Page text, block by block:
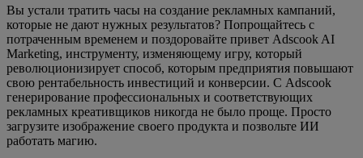
Вы устали тратить часы на создание рекламных кампаний,
которые не дают нужных результатов? Попрощайтесь с
потраченным временем и поздоровайте привет Adscook AI
Marketing, инструменту, изменяющему игру, который
революционизирует способ, которым предприятия повышают
свою рентабельность инвестиций и конверсии. С Adscook
генерирование профессиональных и соответствующих
рекламных креативщиков никогда не было проще. Просто
загрузите изображение своего продукта и позвольте ИИ
работать магию.